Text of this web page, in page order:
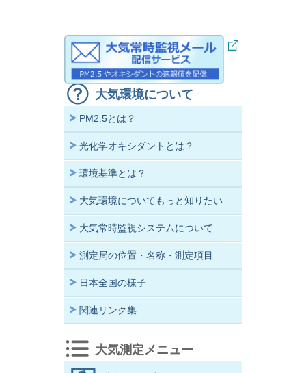
大気環境について
PM2.5とは？
光化学オキシダントとは？
環境基準とは？
大気環境についてもっと知りたい
大気常時監視システムについて
測定局の位置・名称・測定項目
日本全国の様子
関連リンク集
大気測定メニュー